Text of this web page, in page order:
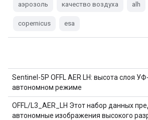
аэрозоль качество воздуха alh
copernicus esa
Sentinel-5P OFFL AER LH: высота слоя
автономном режиме
OFFL/L3_AER_LH Этот набор данных
автономные изображения высокого